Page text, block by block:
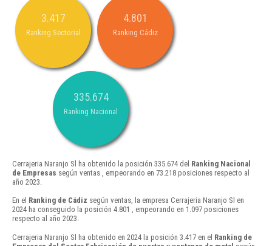
3.417
Ranking Sectorial
4.801
Ranking Cádiz
335.674
Ranking Nacional
Cerrajeria Naranjo Sl ha obtenido la posición 335.674 del Ranking Nacional
de Empresas según ventas , empeorando en 73.218 posiciones respecto al
año 2023.
En el Ranking de Cádiz según ventas, la empresa Cerrajeria Naranjo Sl en
2024 ha conseguido la posición 4.801 , empeorando en 1.097 posiciones
respecto al año 2023.
Cerrajeria Naranjo Sl ha obtenido en 2024 la posición 3.417 en el Ranking de